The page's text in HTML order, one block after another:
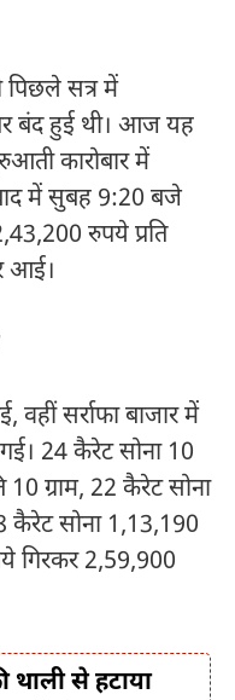
पिछले सत्र में
बंद हुई थी। आज यह
कारोबार में
में सुबह 9:20 बजे
रुपये प्रति
आई।
वहीं सर्राफा बाजार में
24 कैरेट सोना 10
ग्राम, 22 कैरेट सोना
कैरेट सोना 1,13,190
गिरकर 2,59,900
से हटाया